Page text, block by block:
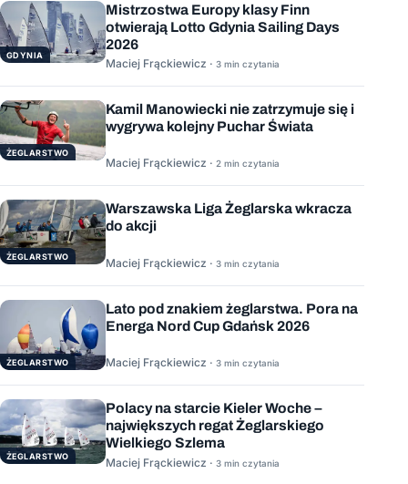
GDYNIA
Mistrzostwa Europy klasy Finn
otwierają Lotto Gdynia Sailing Days
2026
Maciej Frąckiewicz · 3 min czytania
ŻEGLARSTWO
Kamil Manowiecki nie zatrzymuje się i
wygrywa kolejny Puchar Świata
Maciej Frąckiewicz · 2 min czytania
ŻEGLARSTWO
Warszawska Liga Żeglarska wkracza
do akcji
Maciej Frąckiewicz · 3 min czytania
ŻEGLARSTWO
Lato pod znakiem żeglarstwa. Pora na
Energa Nord Cup Gdańsk 2026
Maciej Frąckiewicz · 3 min czytania
ŻEGLARSTWO
Polacy na starcie Kieler Woche –
największych regat Żeglarskiego
Wielkiego Szlema
Maciej Frąckiewicz · 3 min czytania